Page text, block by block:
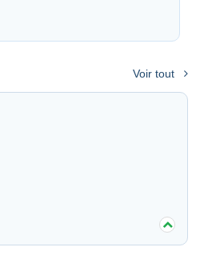
Voir tout